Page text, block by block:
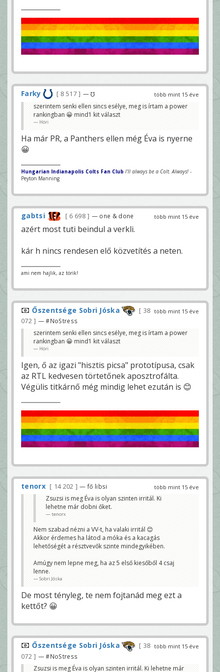
több mint 15 éve
Farky 8 517 — ℧
szerintem senki ellen sincs esélye, meg is írtam a power
rankingban 😀 mind1 kit választ
Höri
Ha már PR, a Panthers ellen még Éva is nyerne
😀
Hungarian Indianapolis Colts Fan Club I'll always be a Colt. Always! -
Peyton Manning
több mint 15 éve
gabtsi 6 698 — one & done
azért most tuti beindul a verkli.
kár h nincs rendesen elő közvetítés a neten.
ami nem hajlik, az törik!
több mint 15 éve
Őszentsége Sobri Jóska
38
072
— #NoStress
szerintem senki ellen sincs esélye, meg is írtam a power
rankingban 😀 mind1 kit választ
Höri
Igen, ő az igazi "hisztis picsa" prototípusa, csak
az RTL kedvesen törtetőnek aposztrofálta.
Végülis titkárnő még mindig lehet ezután is 😊
több mint 15 éve
tenorx 14 202 — fő libsi
Zsuzsi is meg Éva is olyan szinten irritál. Ki
lehetne már dobni őket.
tenorx
Nem szabad nézni a VV-t, ha valaki irritál 😊
Akkor érdemes ha látod a móka és a kacagás
lehetőségét a résztvevők szinte mindegyikében.
Amúgy nem lepne meg, ha az 5 első kiesőből 4 csaj
lenne.
Sobri Jóska
De most tényleg, te nem fojtanád meg ezt a
kettőt? 😀
több mint 15 éve
Őszentsége Sobri Jóska
38
072
— #NoStress
Zsuzsi is meg Éva is olyan szinten irritál. Ki lehetne már